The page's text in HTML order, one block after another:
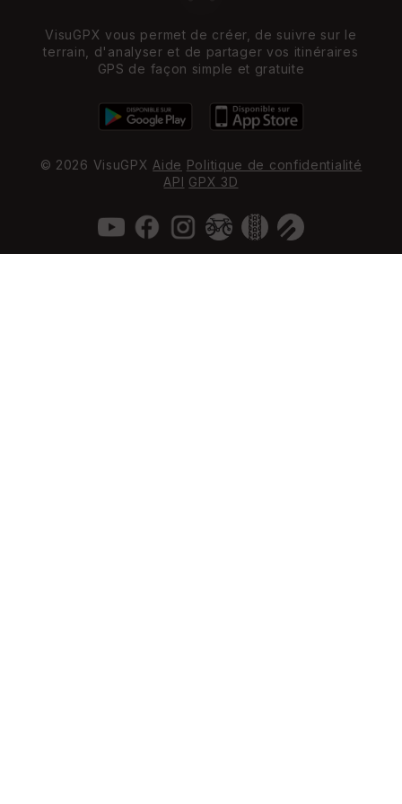
VisuGPX vous permet de créer, de suivre sur le
terrain, d'analyser et de partager vos itinéraires
GPS de façon simple et gratuite
© 2026 VisuGPX Aide Politique de confidentialité
API GPX 3D